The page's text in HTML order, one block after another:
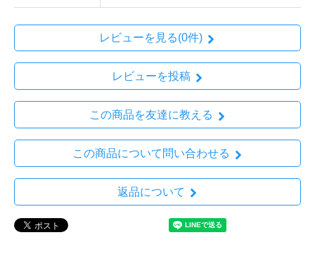
レビューを見る(0件)
レビューを投稿
この商品を友達に教える
この商品について問い合わせる
返品について